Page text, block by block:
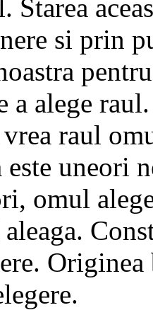
Starea
si prin
a alege
raul
uneori
omul